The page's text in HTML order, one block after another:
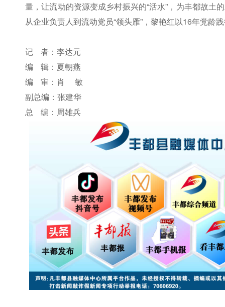
量，让流动的资源变成乡村振兴的“活水”，为丰都故土
从企业负责人到流动党员“领头雁”，黎艳红以16年党龄
记 者：李达元
编 辑：夏朝燕
编 审：肖 敏
副总编：张建华
总 编：周雄兵